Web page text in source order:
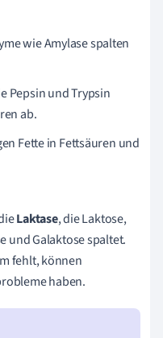
wie Amylase spalten
Pepsin und Trypsin
ab.
Fette in Fettsäuren und
Laktase, die Laktose,
und Galaktose spaltet.
fehlt, können
haben.